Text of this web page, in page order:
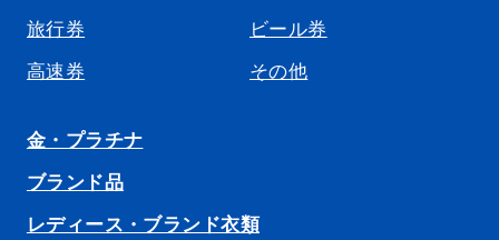
旅行券
ビール券
高速券
その他
金・プラチナ
ブランド品
レディース・ブランド衣類